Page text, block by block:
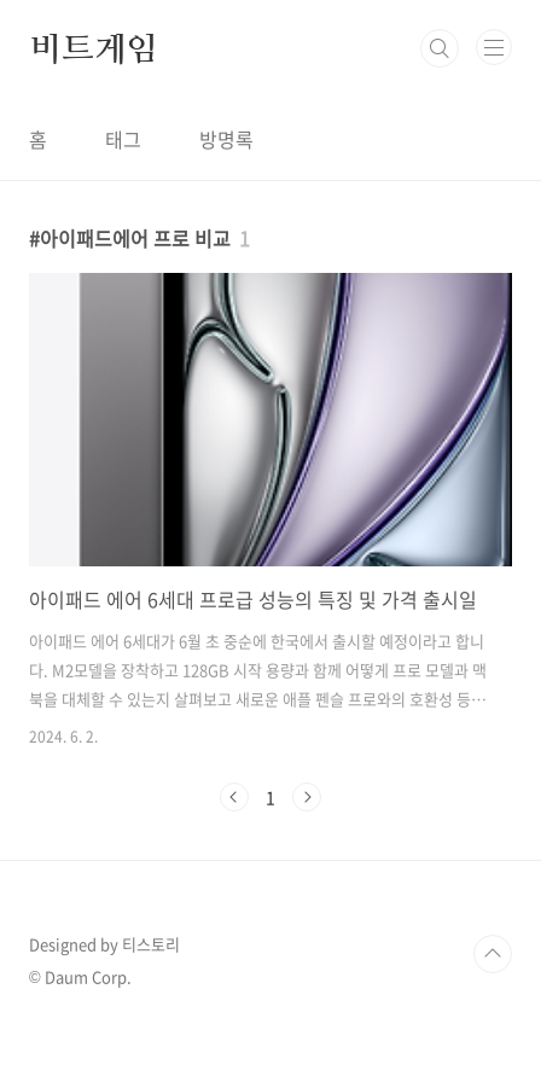
비트게임
홈 태그 방명록
아이패드에어 프로 비교 1
아이패드 에어 6세대 프로급 성능의 특징 및 가격 출시일
아이패드 에어 6세대가 6월 초 중순에 한국에서 출시할 예정이라고 합니
다. M2모델을 장착하고 128GB 시작 용량과 함께 어떻게 프로 모델과 맥
북을 대체할 수 있는지 살펴보고 새로운 애플 펜슬 프로와의 호환성 등을
알아보도록 하겠습니다. 현재 사전예약 중이므로 구매를 원하시는 분들
로가기 👌 아이패드 에어 6세대새로 출시되는 아이패드 에어 6세대에
2024. 6. 2.
1
Designed by 티스토리
© Daum Corp.